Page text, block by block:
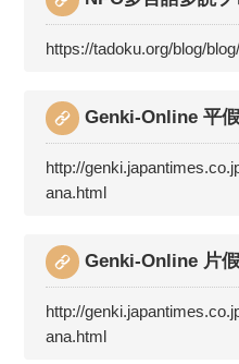
https://tadoku.org/blog/
Genki-Online 平
http://
ana.html
Genki-Online 片
http://
ana.html